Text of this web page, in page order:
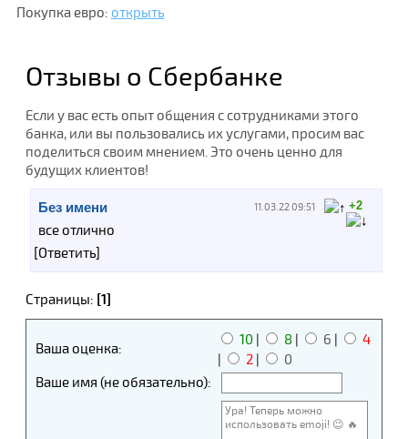
Покупка евро: открыть
Отзывы о Сбербанке
Если у вас есть опыт общения с сотрудниками этого
банка, или вы пользовались их услугами, просим вас
поделиться своим мнением. Это очень ценно для
будущих клиентов!
Без имени 11.03.22 09:51
все отлично
[Ответить]
+2
Страницы: [1]
Ваша оценка:
10 | 8 | 6 |
4
|
2|
0
Ваше имя (не обязательно):